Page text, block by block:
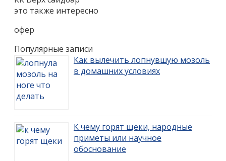
это также интересно
офер
Популярные записи
Как вылечить лопнувшую мозоль
в домашних условиях
К чему горят щеки, народные
приметы или научное
обоснование